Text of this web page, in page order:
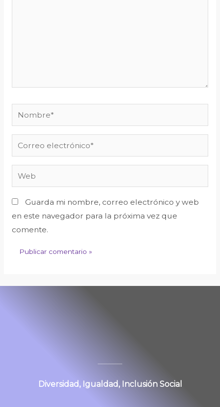
Guarda mi nombre, correo electrónico y web
en este navegador para la próxima vez que
comente.
Diversidad, Igualdad, Inclusión Social